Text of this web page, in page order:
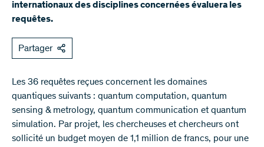
internationaux des disciplines concernées évaluera les
requêtes.
Partager
Les 36 requêtes reçues concernent les domaines
quantiques suivants : quantum computation, quantum
sensing & metrology, quantum communication et quantum
simulation. Par projet, les chercheuses et chercheurs ont
sollicité un budget moyen de 1,1 million de francs, pour une